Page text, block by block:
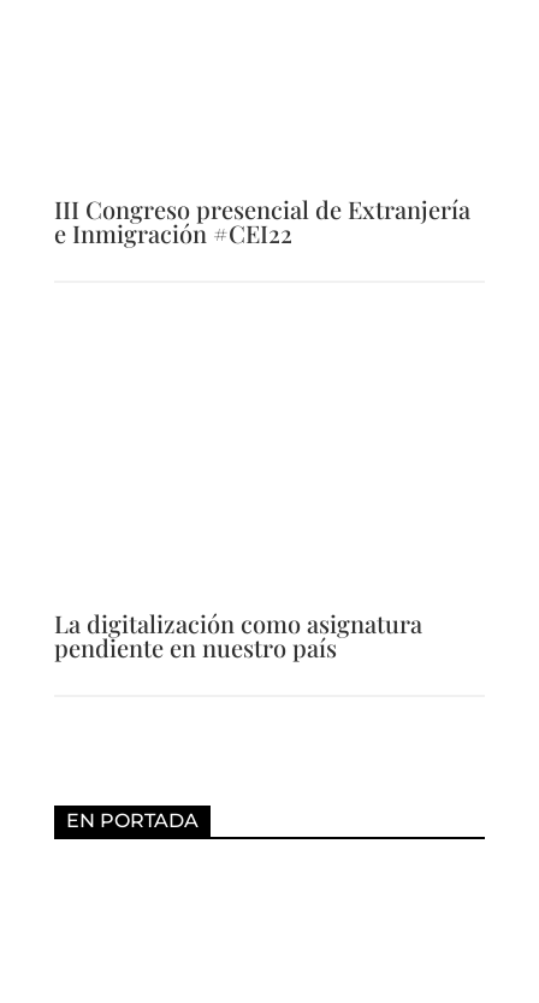
III Congreso presencial de Extranjería
e Inmigración #CEI22
La digitalización como asignatura
pendiente en nuestro país
EN PORTADA